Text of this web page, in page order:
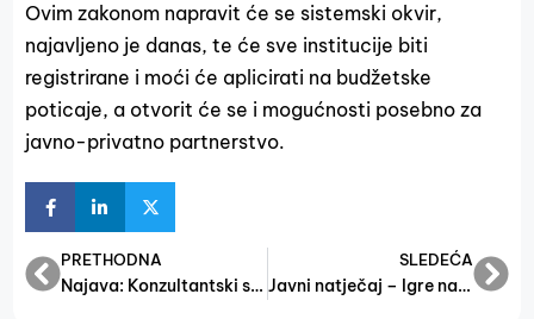
Ovim zakonom napravit će se sistemski okvir,
najavljeno je danas, te će sve institucije biti
registrirane i moći će aplicirati na budžetske
poticaje, a otvorit će se i mogućnosti posebno za
javno-privatno partnerstvo.
PRETHODNA
Najava: Konzultantski sastanak o prednacrtu Zakona o poduzetničkoj infrastrukturi u Federaciji Bosne i Hercegovine
SLEDEĆA
Javni natječaj – Igre na sreću 2020.